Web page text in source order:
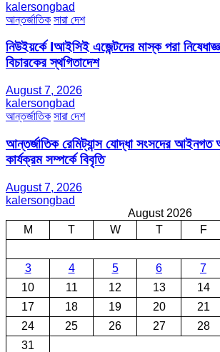
kalersongbad
আন্তর্জাতিক সারা দেশ
নিউইয়র্কে Iআইসিই এজেন্টদের মাস্ক পরা
বিচারকের স্থগিতাদেশ
August 7, 2026
kalersongbad
আন্তর্জাতিক সারা দেশ
আন্তর্জাতিক রেমিট্যান্স যোদ্ধা সংসদের আইনগত
কার্যক্রম সম্পর্কে বিবৃতি
August 7, 2026
kalersongbad
August 2026
M
T W T F
3
4 5 6 7
10
11 12 13 14
17
18 19 20 21
24
25 26 27 28
31